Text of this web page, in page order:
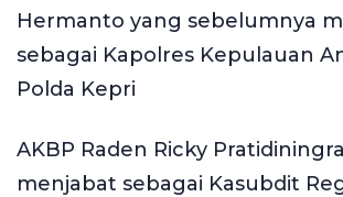
Hermanto yang sebelumnya
sebagai Kapolres Kepulauan
Polda Kepri
AKBP Raden Ricky
menjabat sebagai Kasubdit